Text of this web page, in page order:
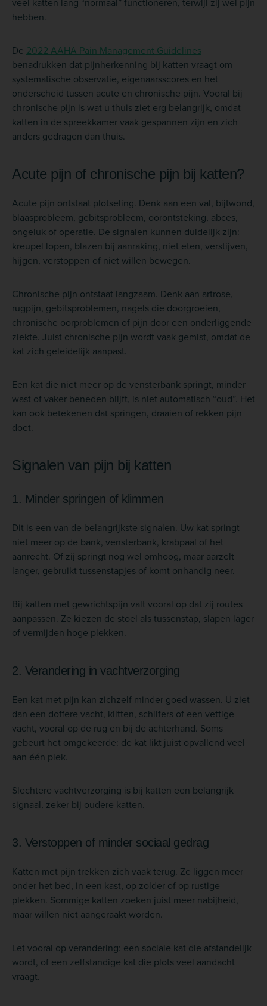
hebben.
De 2022 AAHA Pain Management Guidelines
benadrukken dat pijnherkenning bij katten vraagt om
systematische observatie, eigenaarsscores en het
onderscheid tussen acute en chronische pijn. Vooral bij
chronische pijn is wat u thuis ziet erg belangrijk, omdat
katten in de spreekkamer vaak gespannen zijn en zich
anders gedragen dan thuis.
Acute pijn of chronische pijn bij katten?
Acute pijn ontstaat plotseling. Denk aan een val, bijtwond,
blaasprobleem, gebitsprobleem, oorontsteking, abces,
ongeluk of operatie. De signalen kunnen duidelijk zijn:
kreupel lopen, blazen bij aanraking, niet eten, verstijven,
hijgen, verstoppen of niet willen bewegen.
Chronische pijn ontstaat langzaam. Denk aan artrose,
rugpijn, gebitsproblemen, nagels die doorgroeien,
chronische oorproblemen of pijn door een onderliggende
ziekte. Juist chronische pijn wordt vaak gemist, omdat de
kat zich geleidelijk aanpast.
Een kat die niet meer op de vensterbank springt, minder
wast of vaker beneden blijft, is niet automatisch “oud”. Het
kan ook betekenen dat springen, draaien of rekken pijn
doet.
Signalen van pijn bij katten
1. Minder springen of klimmen
Dit is een van de belangrijkste signalen. Uw kat springt
niet meer op de bank, vensterbank, krabpaal of het
aanrecht. Of zij springt nog wel omhoog, maar aarzelt
langer, gebruikt tussenstapjes of komt onhandig neer.
Bij katten met gewrichtspijn valt vooral op dat zij routes
aanpassen. Ze kiezen de stoel als tussenstap, slapen lager
of vermijden hoge plekken.
2. Verandering in vachtverzorging
Een kat met pijn kan zichzelf minder goed wassen. U ziet
dan een doffere vacht, klitten, schilfers of een vettige
vacht, vooral op de rug en bij de achterhand. Soms
gebeurt het omgekeerde: de kat likt juist opvallend veel
aan één plek.
Slechtere vachtverzorging is bij katten een belangrijk
signaal, zeker bij oudere katten.
3. Verstoppen of minder sociaal gedrag
Katten met pijn trekken zich vaak terug. Ze liggen meer
onder het bed, in een kast, op zolder of op rustige
plekken. Sommige katten zoeken juist meer nabijheid,
maar willen niet aangeraakt worden.
Let vooral op verandering: een sociale kat die afstandelijk
wordt, of een zelfstandige kat die plots veel aandacht
vraagt.